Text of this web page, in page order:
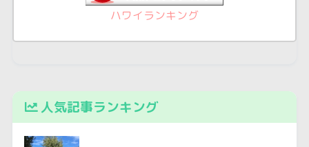
ハワイランキング
人気記事ランキング